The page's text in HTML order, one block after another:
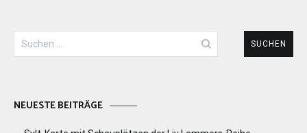
Suchen
nach:
NEUESTE BEITRÄGE